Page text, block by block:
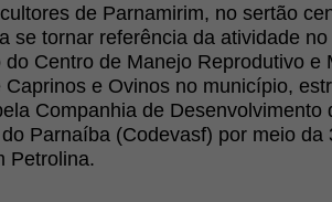
de Parnamirim, no sertão
se tornar referência da atividade
do Centro de Manejo Reprodutivo e
Caprinos e Ovinos no município,
Companhia de Desenvolvimento
Parnaíba (Codevasf) por meio da
Petrolina.